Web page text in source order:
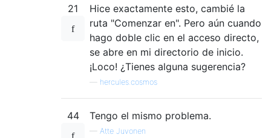
21
Hice exactamente esto, cambié la
ruta "Comenzar en". Pero aún cuando
hago doble clic en el acceso directo,
se abre en mi directorio de inicio.
¡Loco! ¿Tienes alguna sugerencia?
hercules.cosmos
44 Tengo el mismo problema.
— Atte Juvonen